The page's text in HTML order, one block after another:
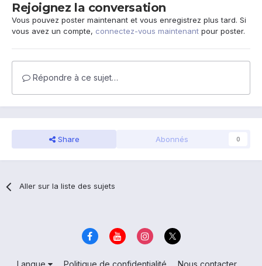
Rejoignez la conversation
Vous pouvez poster maintenant et vous enregistrez plus tard. Si
vous avez un compte, connectez-vous maintenant pour poster.
Répondre à ce sujet…
Share Abonnés 0
Aller sur la liste des sujets
Langue Politique de confidentialité Nous contacter